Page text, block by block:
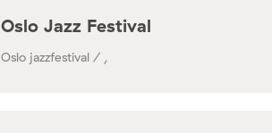
Oslo Jazz Festival
Oslo jazzfestival / ,